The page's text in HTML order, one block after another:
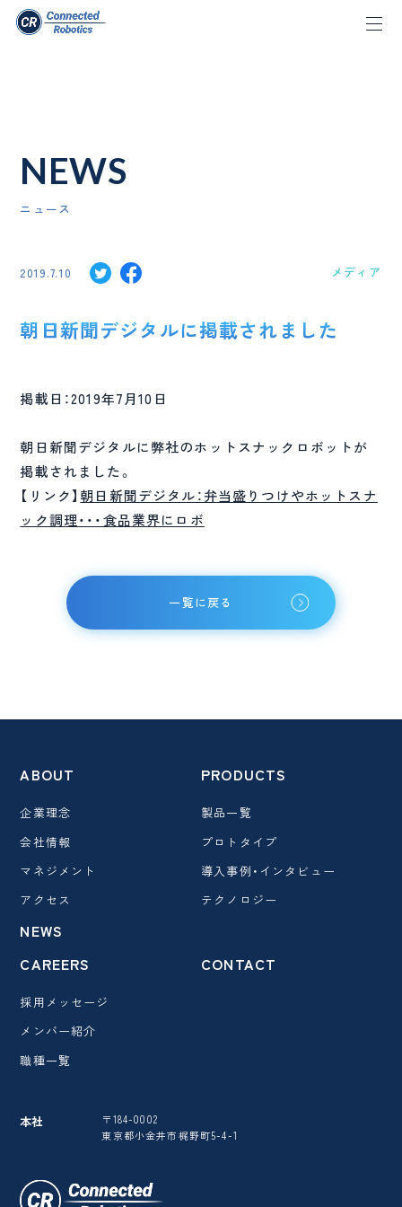
ニュース
NEWS
朝日新聞デジタルに掲載されました
2019.7.10 メディア
掲載日：2019年7月10日
朝日新聞デジタルに弊社のホットスナックロボットが
掲載されました。
【リンク】 朝日新聞デジタル：弁当盛りつけやホットスナ
ック調理・・・食品業界にロボ
一覧に戻る
本社
〒184-0002
東京都小金井市梶野町5-4-1
ABOUT
企業理念
会社情報
マネジメント
アクセス
PRODUCTS
製品一覧
プロトタイプ
導入事例・インタビュー
テクノロジー
NEWS
CAREERS
採用メッセージ
メンバー紹介
職種一覧
CONTACT